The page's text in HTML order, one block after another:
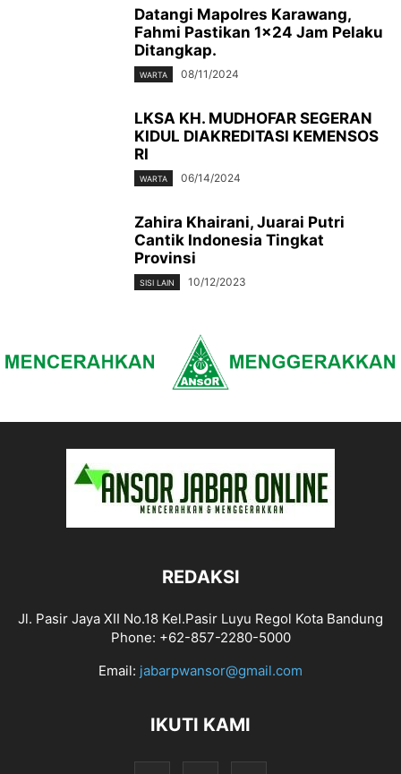
Datangi Mapolres Karawang,
Fahmi Pastikan 1×24 Jam Pelaku
Ditangkap.
WARTA 08/11/2024
LKSA KH. MUDHOFAR SEGERAN
KIDUL DIAKREDITASI KEMENSOS
RI
WARTA 06/14/2024
Zahira Khairani, Juarai Putri
Cantik Indonesia Tingkat
Provinsi
SISI LAIN 10/12/2023
REDAKSI
Jl. Pasir Jaya XII No.18 Kel.Pasir Luyu Regol Kota Bandung
Phone: +62-857-2280-5000
Email: jabarpwansor@gmail.com
IKUTI KAMI